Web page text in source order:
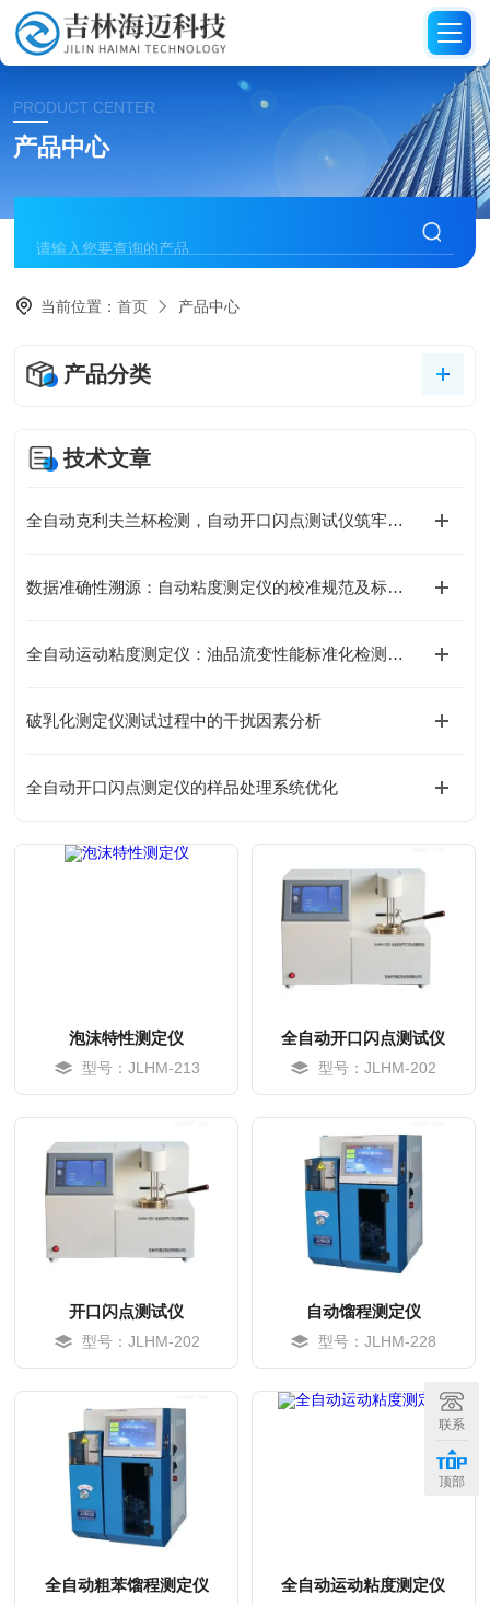
PRODUCT CENTER
产品中心
当前位置：首页 产品中心
产品分类
技术文章
全自动克利夫兰杯检测，自动开口闪点测试仪筑牢油品安全防线
数据准确性溯源：自动粘度测定仪的校准规范及标准物质的选择
全自动运动粘度测定仪：油品流变性能标准化检测核心设备
破乳化测定仪测试过程中的干扰因素分析
全自动开口闪点测定仪的样品处理系统优化
泡沫特性测定仪
型号：JLHM-213
全自动开口闪点测试仪
型号：JLHM-202
开口闪点测试仪
型号：JLHM-202
自动馏程测定仪
型号：JLHM-228
全自动粗苯馏程测定仪 全自动运动粘度测定仪
联系
顶部